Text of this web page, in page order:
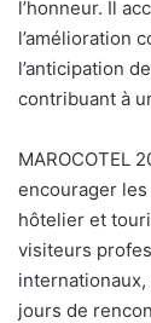
l’honneur. Il
l’amélioration
l’anticipation
contribuant à
MAROCOTEL
encourager
hôtelier et
visiteurs
internationaux,
jours de